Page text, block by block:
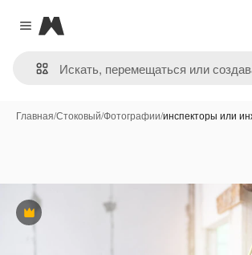
Close menu
Magnific
Главная/Стоковый/Фотографии/инспекторы или
Премиум